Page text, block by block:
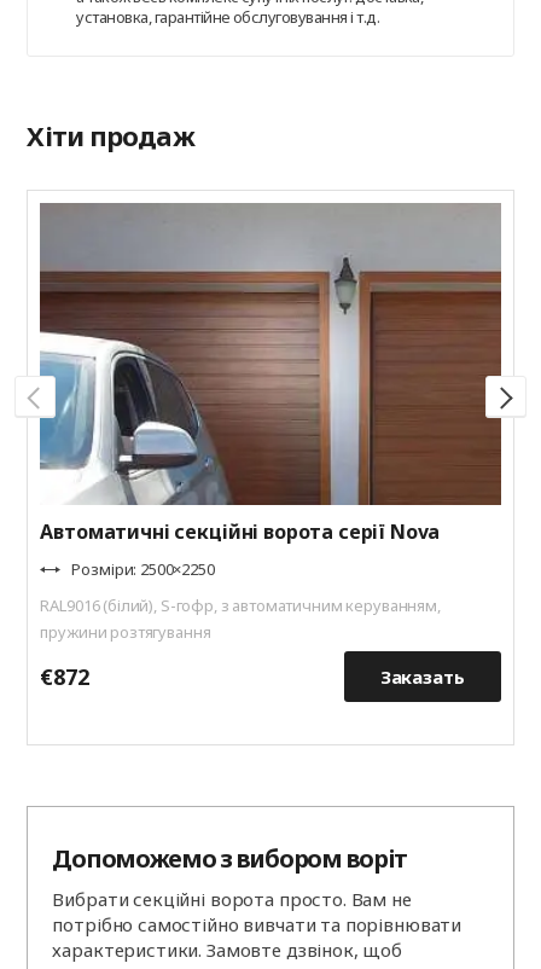
установка, гарантійне обслуговування і т.д.
Хіти продаж
Автоматичні секційні ворота серії Nova
Розміри: 2500×2250
RAL9016 (білий), S-гофр, з автоматичним керуванням,
пружини розтягування
€872 Заказать
Допоможемо з вибором воріт
Вибрати секційні ворота просто. Вам не
потрібно самостійно вивчати та порівнювати
характеристики. Замовте дзвінок, щоб